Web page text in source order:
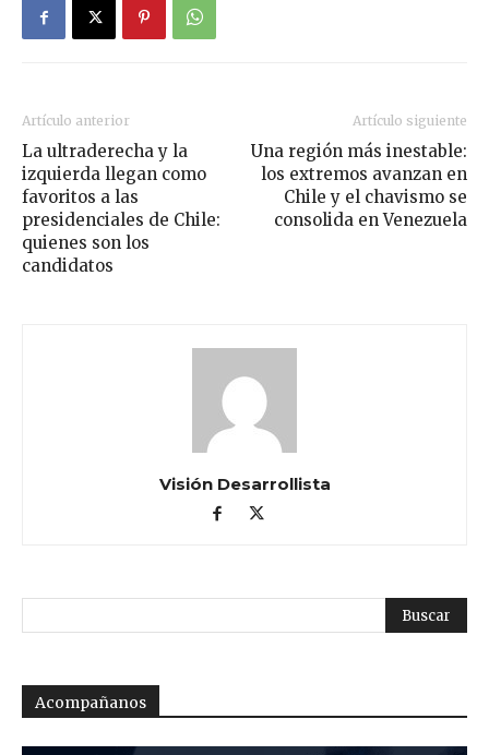
Artículo anterior
La ultraderecha y la
izquierda llegan como
favoritos a las
presidenciales de Chile:
quienes son los
candidatos
Artículo siguiente
Una región más inestable:
los extremos avanzan en
Chile y el chavismo se
consolida en Venezuela
Visión Desarrollista
Acompañanos